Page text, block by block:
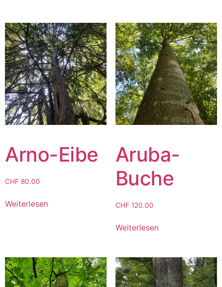
Arno-Eibe
CHF 80.00
Weiterlesen
Aruba-
Buche
CHF120.00
Weiterlesen